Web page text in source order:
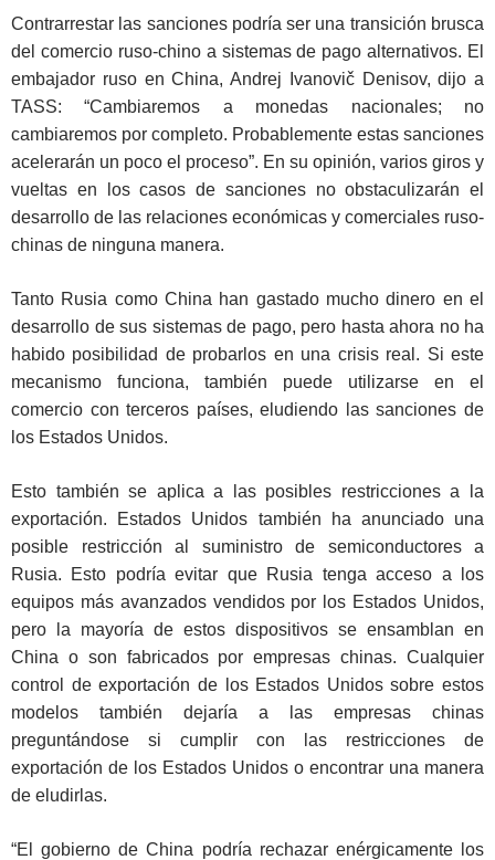
Contrarrestar las sanciones podría ser una transición brusca
del comercio ruso-chino a sistemas de pago alternativos. El
embajador ruso en China, Andrej Ivanovič Denisov, dijo a
TASS: “Cambiaremos a monedas nacionales; no
cambiaremos por completo. Probablemente estas sanciones
acelerarán un poco el proceso”. En su opinión, varios giros y
vueltas en los casos de sanciones no obstaculizarán el
desarrollo de las relaciones económicas y comerciales ruso-
chinas de ninguna manera.
Tanto Rusia como China han gastado mucho dinero en el
desarrollo de sus sistemas de pago, pero hasta ahora no ha
habido posibilidad de probarlos en una crisis real. Si este
mecanismo funciona, también puede utilizarse en el
comercio con terceros países, eludiendo las sanciones de
los Estados Unidos.
Esto también se aplica a las posibles restricciones a la
exportación. Estados Unidos también ha anunciado una
posible restricción al suministro de semiconductores a
Rusia. Esto podría evitar que Rusia tenga acceso a los
equipos más avanzados vendidos por los Estados Unidos,
pero la mayoría de estos dispositivos se ensamblan en
China o son fabricados por empresas chinas. Cualquier
control de exportación de los Estados Unidos sobre estos
modelos también dejaría a las empresas chinas
preguntándose si cumplir con las restricciones de
exportación de los Estados Unidos o encontrar una manera
de eludirlas.
“El gobierno de China podría rechazar enérgicamente los